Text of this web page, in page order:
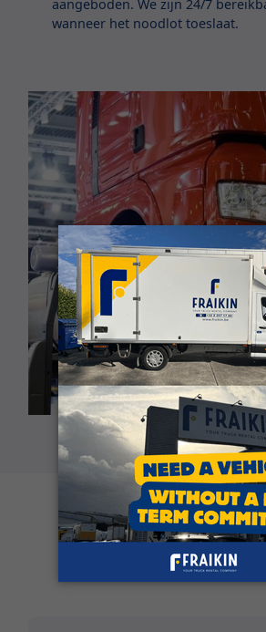
aangeboden. We zijn 24/7
wanneer het noodlot toeslaat.